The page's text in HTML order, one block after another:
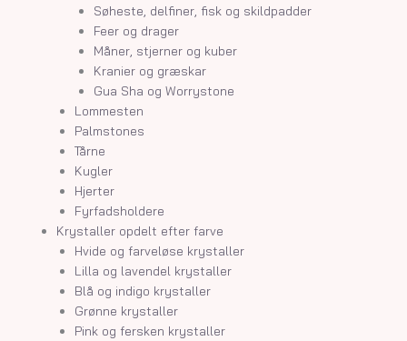
Søheste, delfiner, fisk og skildpadder
Feer og drager
Måner, stjerner og kuber
Kranier og græskar
Gua Sha og Worrystone
Lommesten
Palmstones
Tårne
Kugler
Hjerter
Fyrfadsholdere
Krystaller opdelt efter farve
Hvide og farveløse krystaller
Lilla og lavendel krystaller
Blå og indigo krystaller
Grønne krystaller
Pink og fersken krystaller